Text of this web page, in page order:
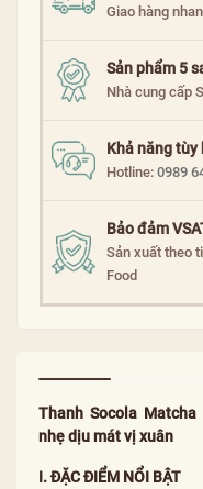
Giao hàng
Sản phẩm 5
Nhà cung cấp
Khả năng
Hotline: 0989
Bảo đảm
Sản xuất theo
Food
Thanh Socola
nhẹ dịu mát vị xuân
I. ĐẶC ĐIỂM NỔI BẬT